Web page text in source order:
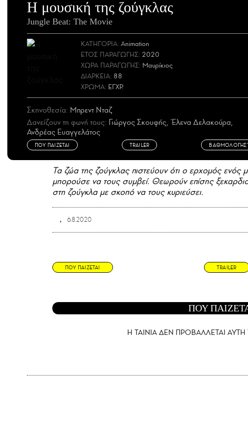
Η μουσική της ζούγκλας
Jungle Beat: The Movie
ΚΑΤΗΓΟΡΙΑ: Animation
ΕΤΟΣ ΠΑΡΑΓΩΓΗΣ: 2020
ΧΩΡΑ ΠΑΡΑΓΩΓΗΣ: Μαυρίκιος
ΔΙΑΡΚΕΙΑ: 88
ΧΡΩΜΑ: ΕΓΧΡ.
Σκηνοθεσία: Μπρεντ Νταζ
Δανείζουν τη φωνή τους: Γιώργος Σκουφής, Έλενα Δελακούρα,
Ανδρέας Ευαγγελάτος
ΠΟΥ ΠΑΙΖΕΤΑΙ TRAILER
Τα ζώα της ζούγκλας πιστεύουν ότι ο ερχομός ενός
μπορούσε να τους συμβεί. Θεωρούν επίσης
στη ζούγκλα με σκοπό να τους κυριεύσει.
6.8.2020
ΠΟΥ ΠΑΙΖΕΤΑΙ TRAILER
ΠΟΥ
Η ΤΑΙΝΙΑ ΔΕΝ ΠΡΟΒΑΛΛΕΤΑΙ